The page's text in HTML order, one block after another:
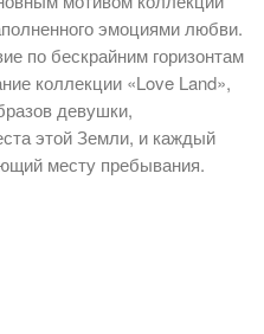
эмоциями любви.
по бескрайним горизонтам
коллекции «Love Land»,
девушки,
этой Земли, и каждый
месту пребывания.